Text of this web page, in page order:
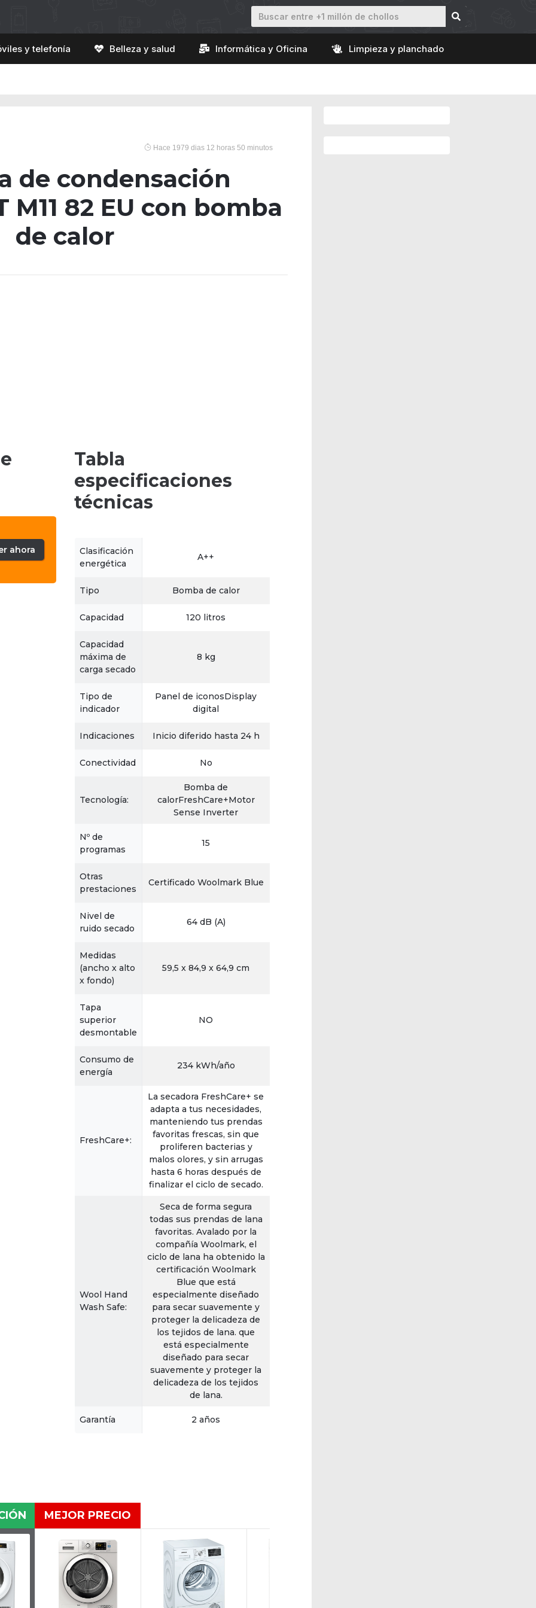
y telefonía Belleza y salud Informática y Oficina Limpieza y planchado
Hace 1979 dias 12 horas 50 minutos
de condensación
82 EU con bomba
de calor
ahora
Tabla
especificaciones
técnicas
Clasificación
energética
A++
Tipo Bomba de calor
Capacidad 120 litros
Capacidad
máxima de
carga secado
8 kg
Tipo de
indicador
Panel de iconosDisplay
digital
Indicaciones Inicio diferido hasta 24 h
Conectividad No
Tecnología:
Bomba de
calorFreshCare+Motor
Sense Inverter
Nº de
programas
15
Otras
prestaciones
Certificado Woolmark Blue
Nivel de
ruido secado
64 dB (A)
Medidas
(ancho x alto
x fondo)
59,5 x 84,9 x 64,9 cm
Tapa
superior
desmontable
NO
Consumo de
energía
234 kWh/año
FreshCare+:
La secadora FreshCare+ se
adapta a tus necesidades,
manteniendo tus prendas
favoritas frescas, sin que
proliferen bacterias y
malos olores, y sin arrugas
hasta 6 horas después de
finalizar el ciclo de secado.
Wool Hand
Wash Safe:
Seca de forma segura
todas sus prendas de lana
favoritas. Avalado por la
compañía Woolmark, el
ciclo de lana ha obtenido la
certificación Woolmark
Blue que está
especialmente diseñado
para secar suavemente y
proteger la delicadeza de
los tejidos de lana. que
está especialmente
diseñado para secar
suavemente y proteger la
delicadeza de los tejidos
de lana.
Garantía 2 años
MEJOR PRECIO